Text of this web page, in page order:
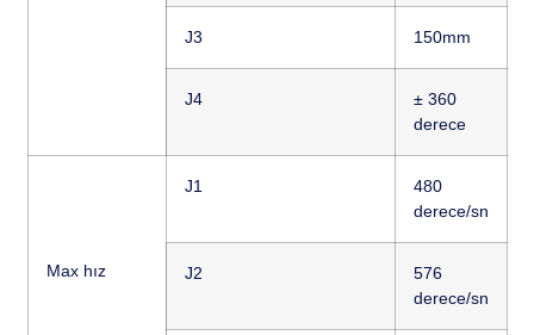
J3 150mm
J4
± 360
derece
Max hız
J1
480
derece/sn
J2
576
derece/sn